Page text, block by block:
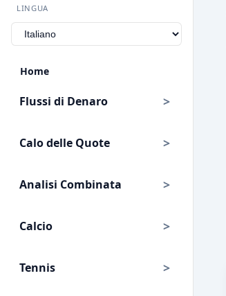
LINGUA
Home
Flussi di Denaro
Calo delle Quote
Analisi Combinata
Calcio
Tennis